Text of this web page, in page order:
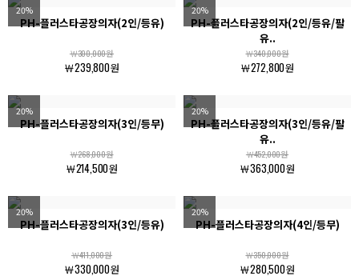
20%
PH-플러스타공장의자(2인/등유)
￦300,000원
￦239,800원
20%
PH-플러스타공장의자(2인/등유/팔
유..
￦340,000원
￦272,800원
20%
PH-플러스타공장의자(3인/등무)
￦268,000원
￦214,500원
20%
PH-플러스타공장의자(3인/등유/팔
유..
￦452,000원
￦363,000원
20%
PH-플러스타공장의자(3인/등유)
￦411,000원
￦330,000원
20%
PH-플러스타공장의자(4인/등무)
￦350,000원
￦280,500원